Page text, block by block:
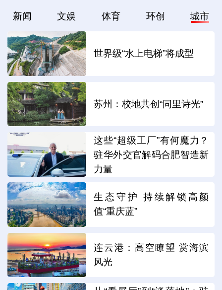
新闻 文娱 体育 环创 城市
世界级“水上电梯”将成型
苏州：校地共创“同里诗光”
这些“超级工厂”有何魔力？
驻华外交官解码合肥智造新
力量
生态守护 持续解锁高颜
值“重庆蓝”
连云港：高空瞭望 赏海滨
风光